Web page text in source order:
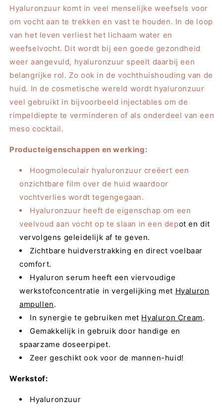
Hyaluronzuur komt in veel menselijke weefsels voor
om vocht aan te trekken en vast te houden. In de loop
van het leven verliest het lichaam water en
weefselvocht. Dit wordt bij een goede gezondheid
weer aangevuld, hyaluronzuur speelt daarbij een
belangrijke rol. Zo ook in de vochthuishouding van de
huid. In de cosmetische wereld wordt hyaluronzuur
veel gebruikt in bijvoorbeeld injectables om de
rimpeldiepte te verminderen of als onderdeel van een
meso cocktail.
Producteigenschappen en werking:
Hoogmoleculair hyaluronzuur creëert een
onzichtbare film over de huid waardoor
vochtverlies wordt tegengegaan.
Hyaluronzuur heeft de eigenschap om een
veelvoud aan vocht op te slaan in een depot en dit
vervolgens geleidelijk af te geven.
Zichtbare huidverstrakking en direct voelbaar
comfort.
Hyaluron serum heeft een viervoudige
werkstofconcentratie in vergelijking met Hyaluron
ampullen.
In synergie te gebruiken met Hyaluron Cream.
Gemakkelijk in gebruik door handige en
spaarzame doseerpipet.
Zeer geschikt ook voor de mannen-huid!
Werkstof:
Hyaluronzuur